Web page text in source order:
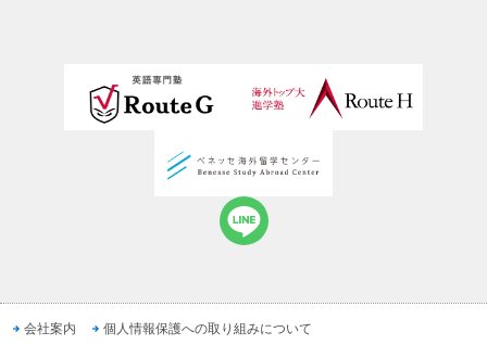
会社案内 個人情報保護への取り組みについて